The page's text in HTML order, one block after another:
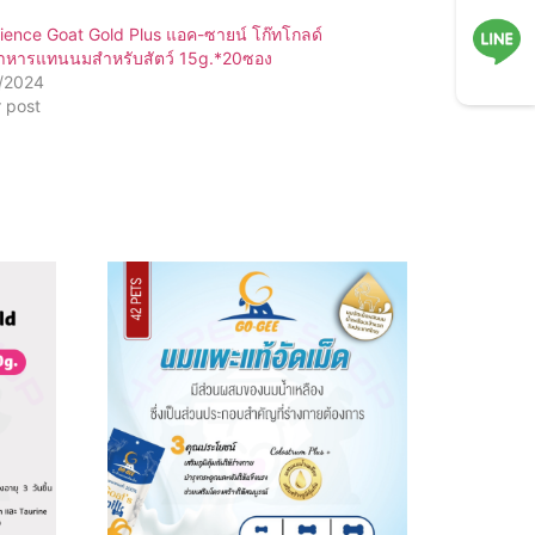
Goat Gold Plus แอค-ซายน์ โก๊ทโกลด์
หารแทนนมสำหรับสัตว์ 15g.*20ซอง
post